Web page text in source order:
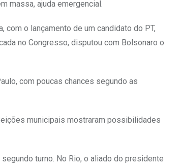
massa, ajuda emergencial.
com o lançamento de um candidato do PT,
no Congresso, disputou com Bolsonaro o
com poucas chances segundo as
municipais mostraram possibilidades
turno. No Rio, o aliado do presidente